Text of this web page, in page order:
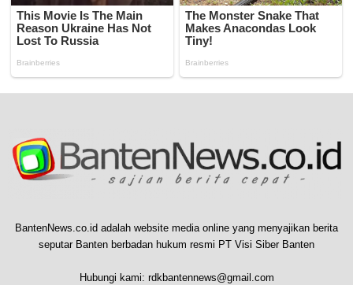
BantenNews.co.id adalah website media online yang menyajikan berita
seputar Banten berbadan hukum resmi PT Visi Siber Banten
Hubungi kami: rdkbantennews@gmail.com